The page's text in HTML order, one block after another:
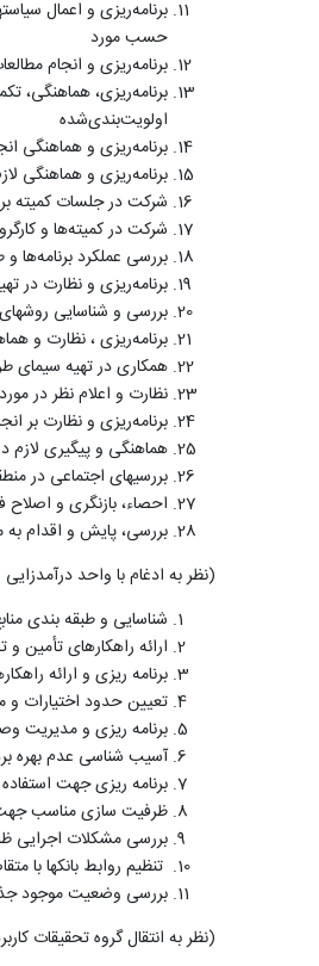
برنامه‌ریزی و اعمال
حسب مورد
برنامه‌ریزی و انجام
برنامه‌ریزی، هماهنگی،
اولویت‌بندی‌شده
برنامه‌ریزی و هماهنگی
برنامه‌ریزی و هماهنگی
شرکت در جلسات کمیته
شرکت در کمیته‌ها و
بررسی عملکرد
برنامه‌ریزی و نظارت در
بررسی و شناسایی
برنامه‌ریزی ، نظارت و
همکاری در تهیه سیمای
نظارت و اعلام نظر در
برنامه‌ریزی و نظارت بر
هماهنگی و پیگیری لازم
بررسیهای اجتماعی در
احصاء، بازنگری و اصلاح
بررسی، پایش و اقدام
(نظر به ادغام با واحد
شناسایی و طبقه بندی
ارائه راهکارهای تأمین
برنامه ریزی و ارائه
تعیین حدود اختیارات و
برنامه ریزی و مدیریت
آسیب شناسی عدم بهره
برنامه ریزی جهت
ظرفیت سازی مناسب جهت
بررسی مشکلات اجرایی
تنظیم روابط بانکها با
بررسی وضعیت موجود
(نظر به انتقال گروه تحقیقات